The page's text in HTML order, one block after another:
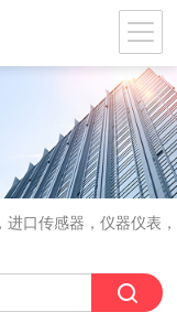
进口传感器，仪器仪表